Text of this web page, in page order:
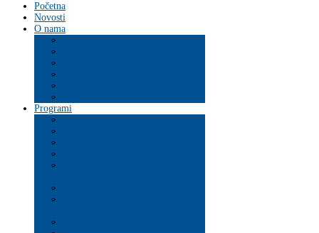
Početna
Novosti
O nama
Programi